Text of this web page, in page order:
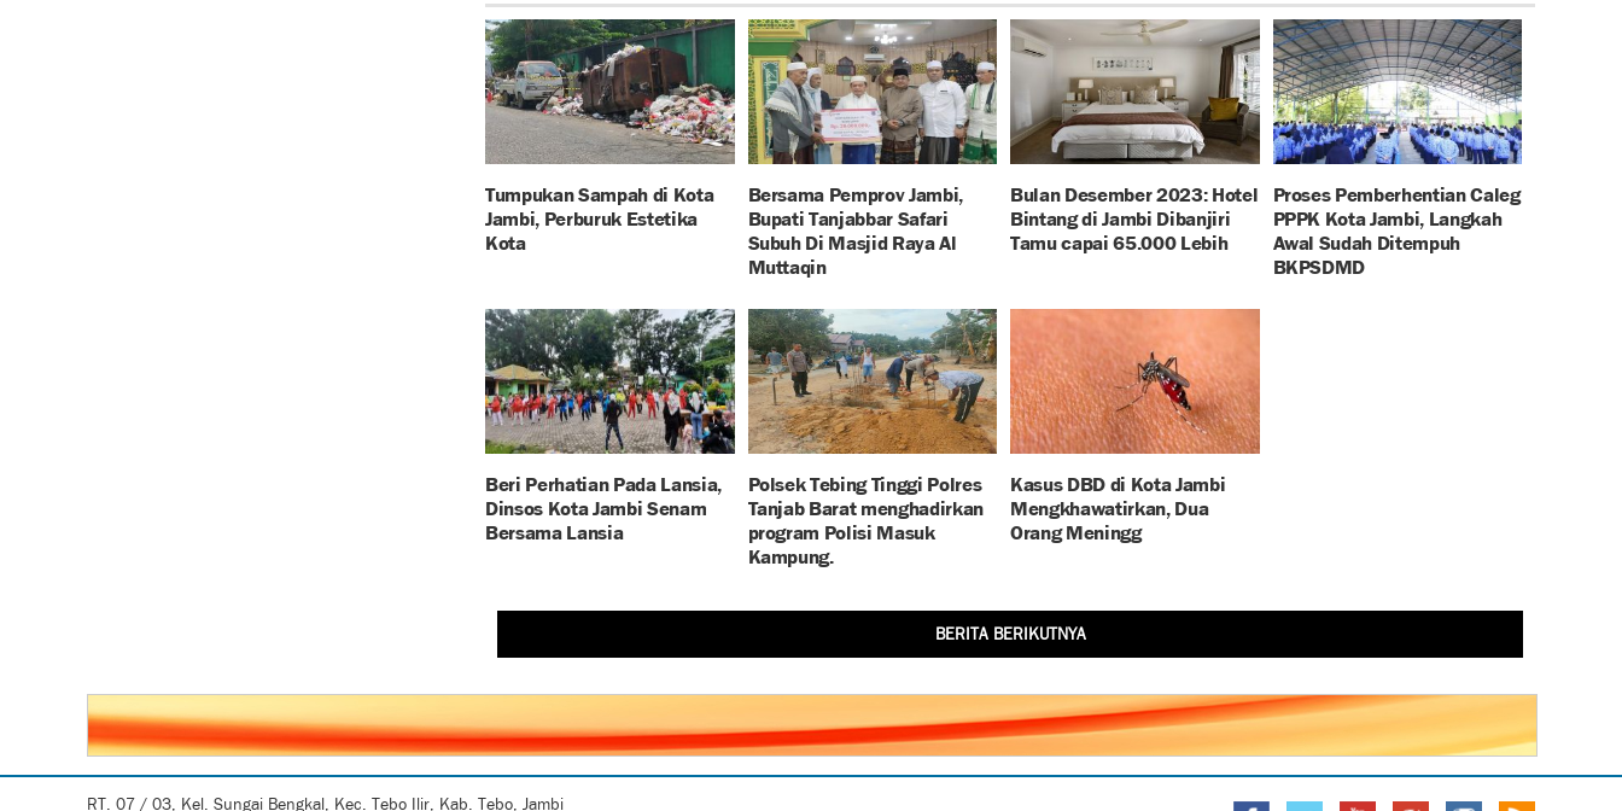
Tumpukan Sampah di Kota
Jambi, Perburuk Estetika
Kota
Bersama Pemprov Jambi,
Bupati Tanjabbar Safari
Subuh Di Masjid Raya Al
Muttaqin
Bulan Desember 2023: Hotel
Bintang di Jambi Dibanjiri
Tamu capai 65.000 Lebih
Proses Pemberhentian Caleg
PPPK Kota Jambi, Langkah
Awal Sudah Ditempuh
BKPSDMD
Beri Perhatian Pada Lansia,
Dinsos Kota Jambi Senam
Bersama Lansia
Polsek Tebing Tinggi Polres
Tanjab Barat menghadirkan
program Polisi Masuk
Kampung.
Kasus DBD di Kota Jambi
Mengkhawatirkan, Dua
Orang Meningg
BERITA BERIKUTNYA
RT. 07 / 03, Kel. Sungai Bengkal, Kec. Tebo Ilir, Kab. Tebo, Jambi